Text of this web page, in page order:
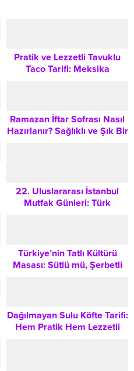
Pratik ve Lezzetli Tavuklu
Taco Tarifi: Meksika
Ramazan İftar Sofrası Nasıl
Hazırlanır? Sağlıklı ve Şık Bir
22. Uluslararası İstanbul
Mutfak Günleri: Türk
Türkiye’nin Tatlı Kültürü
Masası: Sütlü mü, Şerbetli
Dağılmayan Sulu Köfte Tarifi:
Hem Pratik Hem Lezzetli